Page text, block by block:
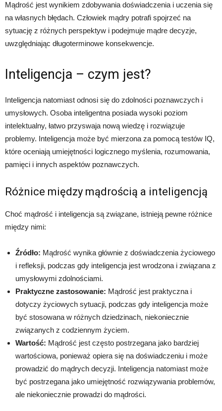
Mądrość jest wynikiem zdobywania doświadczenia i uczenia się
na własnych błędach. Człowiek mądry potrafi spojrzeć na
sytuację z różnych perspektyw i podejmuje mądre decyzje,
uwzględniając długoterminowe konsekwencje.
Inteligencja – czym jest?
Inteligencja natomiast odnosi się do zdolności poznawczych i
umysłowych. Osoba inteligentna posiada wysoki poziom
intelektualny, łatwo przyswaja nową wiedzę i rozwiązuje
problemy. Inteligencja może być mierzona za pomocą testów IQ,
które oceniają umiejętności logicznego myślenia, rozumowania,
pamięci i innych aspektów poznawczych.
Różnice między mądrością a inteligencją
Choć mądrość i inteligencja są związane, istnieją pewne różnice
między nimi:
Źródło: Mądrość wynika głównie z doświadczenia życiowego
i refleksji, podczas gdy inteligencja jest wrodzona i związana z
umysłowymi zdolnościami.
Praktyczne zastosowanie: Mądrość jest praktyczna i
dotyczy życiowych sytuacji, podczas gdy inteligencja może
być stosowana w różnych dziedzinach, niekoniecznie
związanych z codziennym życiem.
Wartość: Mądrość jest często postrzegana jako bardziej
wartościowa, ponieważ opiera się na doświadczeniu i może
prowadzić do mądrych decyzji. Inteligencja natomiast może
być postrzegana jako umiejętność rozwiązywania problemów,
ale niekoniecznie prowadzi do mądrości.